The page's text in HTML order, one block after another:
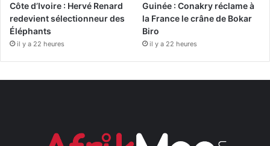
Côte d’Ivoire : Hervé Renard
redevient sélectionneur des
Éléphants
il y a 22 heures
Guinée : Conakry réclame à
la France le crâne de Bokar
Biro
il y a 22 heures